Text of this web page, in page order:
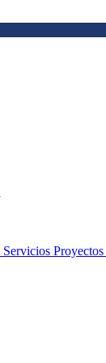
Servicios Proyectos